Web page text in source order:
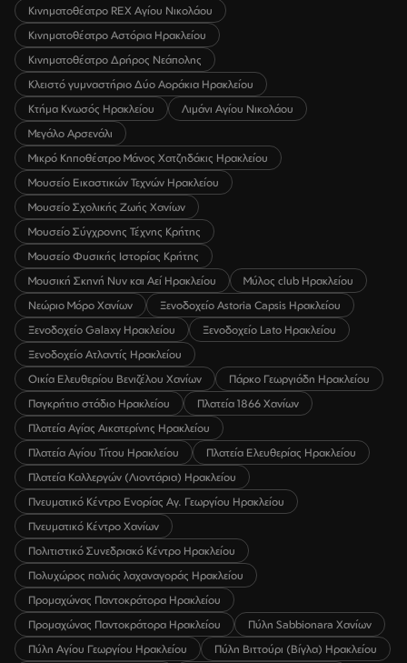
Κινηματοθέατρο REX Αγίου Νικολάου
Κινηματοθέατρο Αστόρια Ηρακλείου
Κινηματοθέατρο Δρήρος Νεάπολης
Κλειστό γυμναστήριο Δύο Αοράκια Ηρακλείου
Κτήμα Κνωσός Ηρακλείου
Λιμάνι Αγίου Νικολάου
Μεγάλο Αρσενάλι
Μικρό Κηποθέατρο Μάνος Χατζηδάκις Ηρακλείου
Μουσείο Εικαστικών Τεχνών Ηρακλείου
Μουσείο Σχολικής Ζωής Χανίων
Μουσείο Σύγχρονης Τέχνης Κρήτης
Μουσείο Φυσικής Ιστορίας Κρήτης
Μουσική Σκηνή Νυν και Αεί Ηρακλείου
Μύλος club Ηρακλείου
Νεώριο Μόρο Χανίων
Ξενοδοχείο Astoria Capsis Ηρακλείου
Ξενοδοχείο Galaxy Ηρακλείου
Ξενοδοχείο Lato Ηρακλείου
Ξενοδοχείο Ατλαντίς Ηρακλείου
Οικία Ελευθερίου Βενιζέλου Χανίων
Πάρκο Γεωργιάδη Ηρακλείου
Παγκρήτιο στάδιο Ηρακλείου
Πλατεία 1866 Χανίων
Πλατεία Αγίας Αικατερίνης Ηρακλείου
Πλατεία Αγίου Τίτου Ηρακλείου
Πλατεία Ελευθερίας Ηρακλείου
Πλατεία Καλλεργών (Λιοντάρια) Ηρακλείου
Πνευματικό Κέντρο Ενορίας Αγ. Γεωργίου Ηρακλείου
Πνευματικό Κέντρο Χανίων
Πολιτιστικό Συνεδριακό Κέντρο Ηρακλείου
Πολυχώρος παλιάς λαχαναγοράς Ηρακλείου
Προμαχώνας Παντοκράτορα Ηρακλείου
Προμαχώνας Παντοκράτορα Ηρακλείου
Πύλη Sabbionara Χανίων
Πύλη Αγίου Γεωργίου Ηρακλείου
Πύλη Βιττούρι (Βίγλα) Ηρακλείου